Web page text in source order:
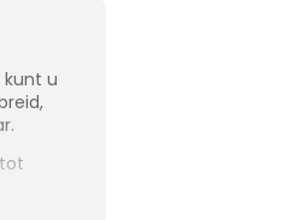
kunt u